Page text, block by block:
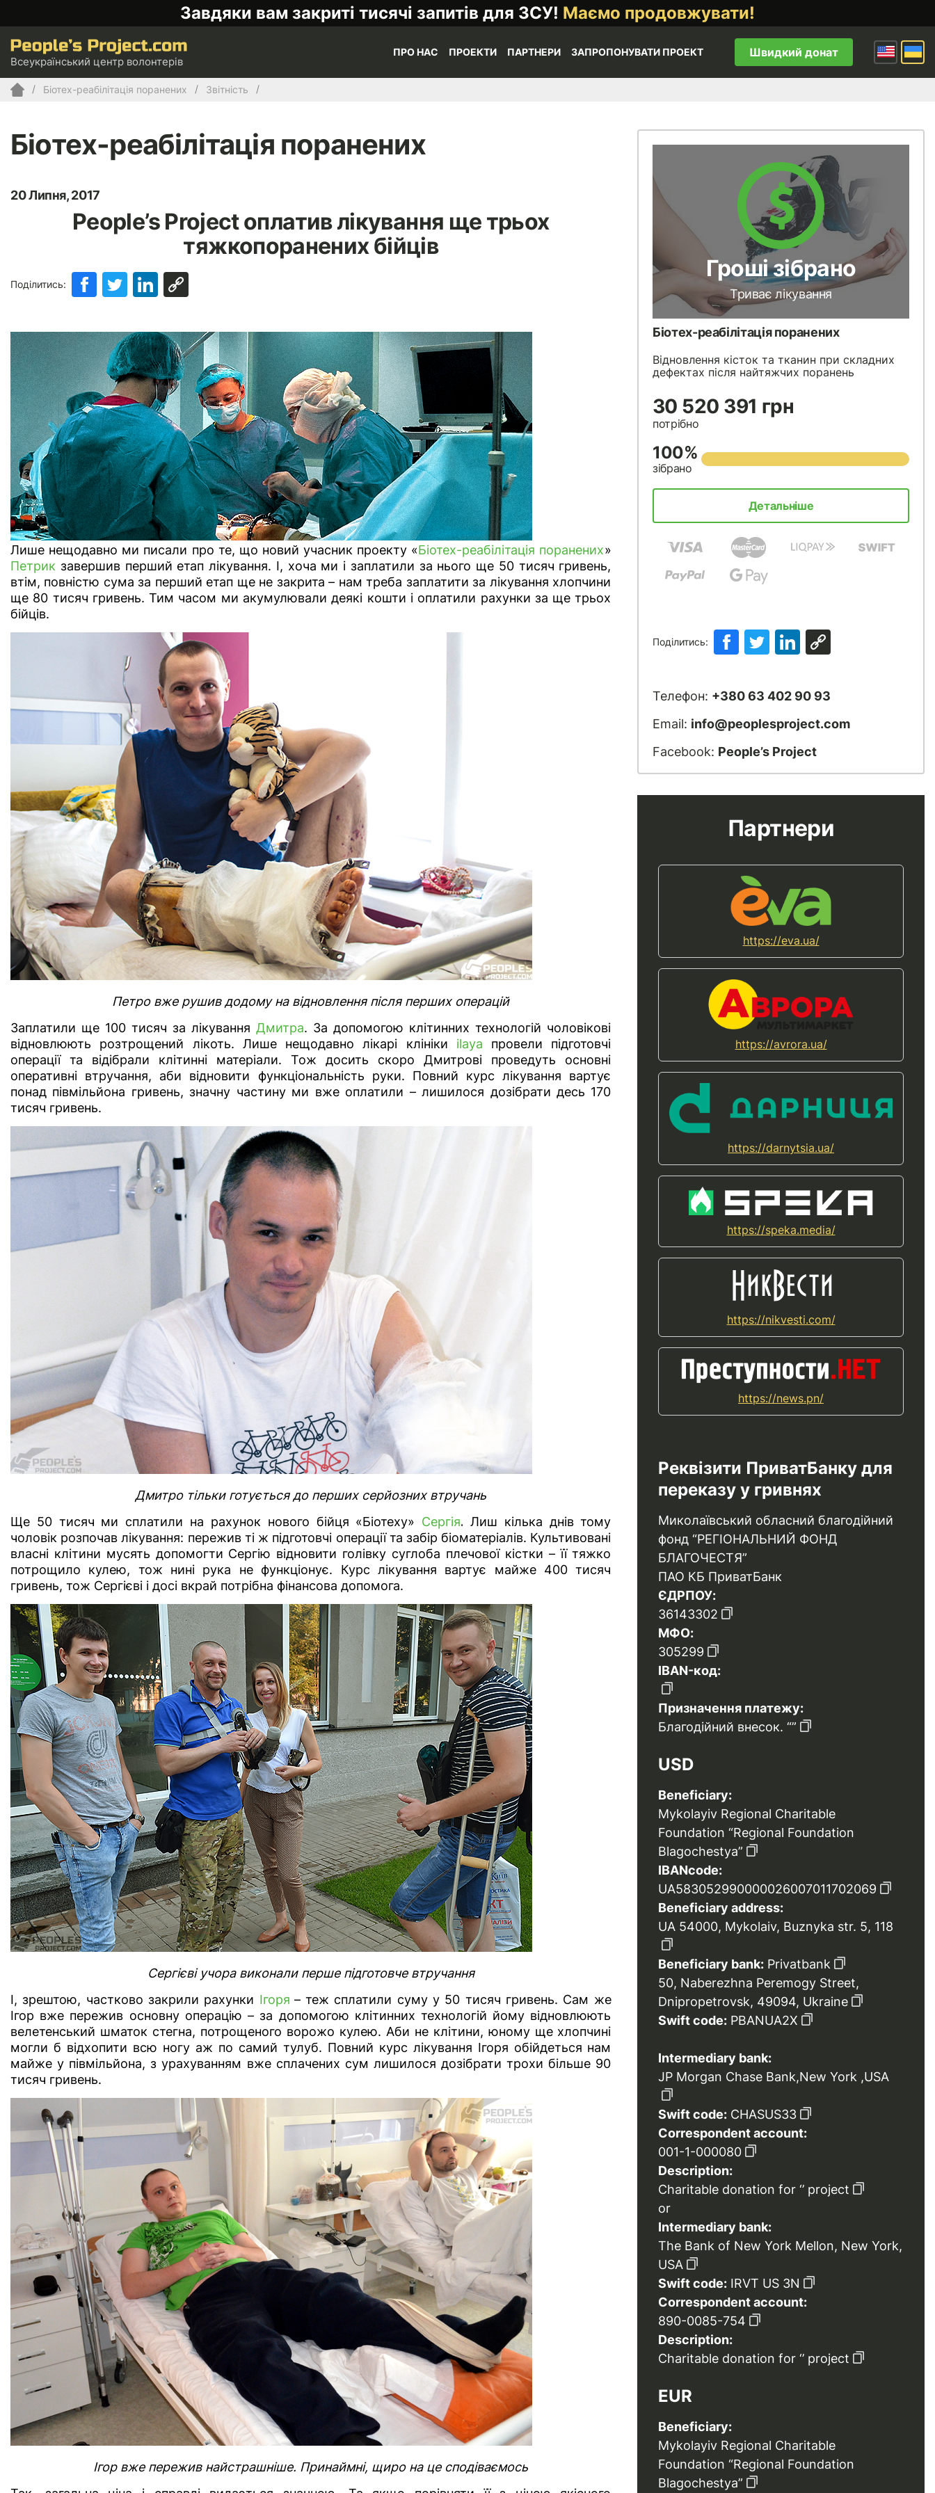
Завдяки вам закриті тисячі запитів для ЗСУ! Маємо продовжувати!
Всеукраїнський центр волонтерів
ПРО НАС ПРОЕКТИ ПАРТНЕРИ ЗАПРОПОНУВАТИ ПРОЕКТ Швидкий донат
Біотех-реабілітація поранених Звітність
Біотех-реабілітація поранених
20 Липня, 2017
People’s Project оплатив лікування ще трьох
тяжкопоранених бійців
Поділитись:
Лише нещодавно ми писали про те, що новий учасник проекту «Біотех-реабілітація поранених»
Петрик завершив перший етап лікування. І, хоча ми і заплатили за нього ще 50 тисяч гривень,
втім, повністю сума за перший етап ще не закрита – нам треба заплатити за лікування хлопчини
ще 80 тисяч гривень. Тим часом ми акумулювали деякі кошти і оплатили рахунки за ще трьох
бійців.
Петро вже рушив додому на відновлення після перших операцій
Заплатили ще 100 тисяч за лікуванняДмитра. За допомогою клітинних технологій чоловікові
відновлюють розтрощений лікоть. Лише нещодавно лікарі клініки ilaya провели підготовчі
операції та відібрали клітинні матеріали. Тож досить скоро Дмитрові проведуть основні
оперативні втручання, аби відновити функціональність руки. Повний курс лікування вартує
понад півмільйона гривень, значну частину ми вже оплатили – лишилося дозібрати десь 170
тисяч гривень.
Дмитро тільки готується до перших серйозних втручань
Ще 50 тисяч ми сплатили на рахунок нового бійця «Біотеху» Сергія. Лиш кілька днів тому
чоловік розпочав лікування: пережив ті ж підготовчі операції та забір біоматеріалів. Культивовані
власні клітини мусять допомогти Сергію відновити голівку суглоба плечової кістки – її тяжко
потрощило кулею, тож нині рука не функціонує. Курс лікування вартує майже 400 тисяч
гривень, тож Сергієві і досі вкрай потрібна фінансова допомога.
Сергієві учора виконали перше підготовче втручання
І, зрештою, частково закрили рахунки Ігоря – теж сплатили суму у 50 тисяч гривень. Сам же
Ігор вже пережив основну операцію – за допомогою клітинних технологій йому відновлюють
велетенський шматок стегна, потрощеного ворожо кулею. Аби не клітини, юному ще хлопчині
могли б відхопити всю ногу аж по самий тулуб. Повний курс лікування Ігоря обійдеться нам
майже у півмільйона, з урахуванням вже сплачених сум лишилося дозібрати трохи більше 90
тисяч гривень.
Ігор вже пережив найстрашніше. Принаймні, щиро на це сподіваємось
Гроші зібрано
Триває лікування
Біотех-реабілітація поранених
Відновлення кісток та тканин при складних
дефектах після найтяжчих поранень
30 520 391 грн
потрібно
100%
зібрано
Детальніше
Поділитись:
Телефон: +380 63 402 90 93
Email: info@peoplesproject.com
Facebook: People’s Project
Партнери
https://eva.ua/
https://avrora.ua/
https://darnytsia.ua/
https://speka.media/
https://nikvesti.com/
https://news.pn/
Реквізити ПриватБанку для
переказу у гривнях
Миколаївський обласний благодійний
фонд “РЕГІОНАЛЬНИЙ ФОНД
БЛАГОЧЕСТЯ”
ПАО КБ ПриватБанк
ЄДРПОУ:
36143302
МФО:
305299
IBAN-код:
Призначення платежу:
Благодійний внесок. “”
USD
Beneficiary:
Mykolayiv Regional Charitable
Foundation “Regional Foundation
Blagochestya”
IBANcode:
UA583052990000026007011702069
Beneficiary address:
UA 54000, Mykolaiv, Buznyka str. 5, 118
Beneficiary bank: Privatbank
50, Naberezhna Peremogy Street,
Dnipropetrovsk, 49094, Ukraine
Swift code: PBANUA2X
Intermediary bank:
JP Morgan Chase Bank,New York ,USA
Swift code: CHASUS33
Correspondent account:
001-1-000080
Description:
Charitable donation for ‘’ project
or
Intermediary bank:
The Bank of New York Mellon, New York,
USA
Swift code: IRVT US 3N
Correspondent account:
890-0085-754
Description:
Charitable donation for ‘’ project
EUR
Beneficiary:
Mykolayiv Regional Charitable
Foundation “Regional Foundation
Blagochestya”